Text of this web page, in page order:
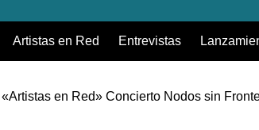
Artistas en Red Entrevistas
Francia
«Artistas en Red»- Concierto Nodos Sin